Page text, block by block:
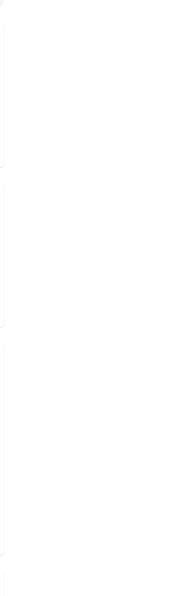
de Syndic
châteaux et traits de côte